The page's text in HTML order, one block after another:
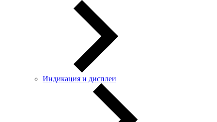
Индикация и дисплеи